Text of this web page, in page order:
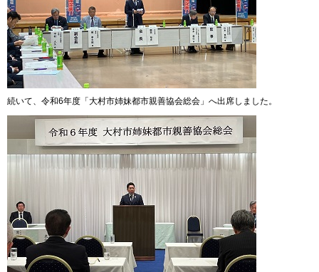
続いて、令和6年度「大村市姉妹都市親善協会総会」へ出席しました。